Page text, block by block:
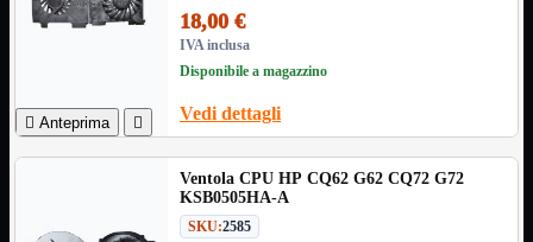
VGA
Maschio-Femmina
Maschio-Maschio
Splitter
VGA to HDMI
DatiMostra tutti i prodotti
E-Sata
Sas
Sata
 Anteprima 
18,00 €
IVA inclusa
Disponibile a magazzino
Vedi dettagli
Ventola CPU HP CQ62 G62 CQ72 G72
KSB0505HA-A
SKU:2585